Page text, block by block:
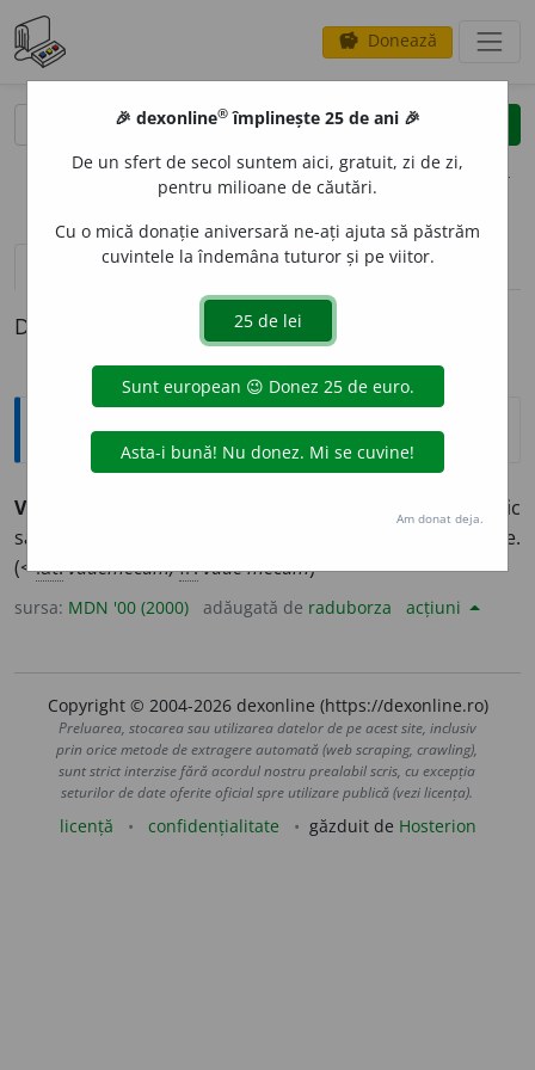
savings Donează
clear
opțiuni
definiții (1)
Definiția cu ID-ul 496405:
Explicative DEX
VADEM
carte care servește drept ghid turistic
sau care cuprinde noțiunile de bază ale unei discipline.
(<lat.vademecum,fr.vade mecum)
sursa: MDN '00 (2000) adăugată de raduborza acțiuni
Copyright © 2004-2026 dexonline (https://dexonline.ro)
Preluarea, stocarea sau utilizarea datelor de pe acest site, inclusiv
prin orice metode de extragere automată (web scraping, crawling),
sunt strict interzise fără acordul nostru prealabil scris, cu excepția
seturilor de date oferite oficial spre utilizare publică (vezi licența).
licență confidențialitate găzduit de Hosterion
🎉 dexonline® împlinește 25 de ani 🎉
De un sfert de secol suntem aici, gratuit, zi de zi,
pentru milioane de căutări.
Cu o mică donație aniversară ne-ați ajuta să păstrăm
cuvintele la îndemâna tuturor și pe viitor.
Am donat deja.